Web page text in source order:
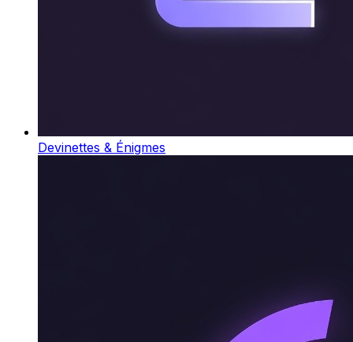
Devinettes & Énigmes